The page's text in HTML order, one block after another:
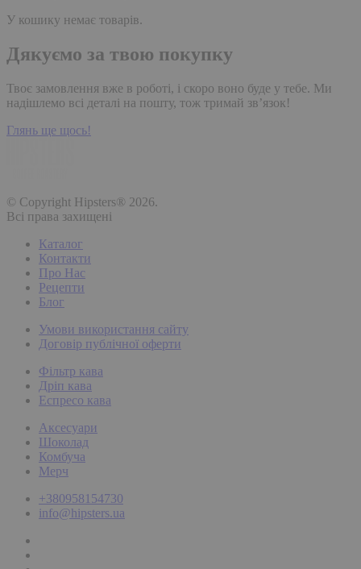
У кошику немає товарів.
Дякуємо за твою покупку
Твоє замовлення вже в роботі, і скоро воно буде у тебе. Ми
надішлемо всі деталі на пошту, тож тримай зв’язок!
Глянь ще щось!
© Copyright Hipsters® 2026.
Всі права захищені
Каталог
Контакти
Про Нас
Рецепти
Блог
Умови використання сайту
Договір публічної оферти
Фільтр кава
Дріп кава
Еспресо кава
Аксесуари
Шоколад
Комбуча
Мерч
+380958154730
info@hipsters.ua